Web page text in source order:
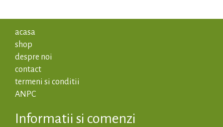
acasa
shop
despre noi
contact
termeni si conditii
ANPC
Informatii si comenzi